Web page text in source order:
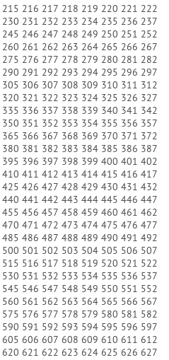
215 216 217 218 219 220 221 222
230 231 232 233 234 235 236 237
245 246 247 248 249 250 251 252
260 261 262 263 264 265 266 267
275 276 277 278 279 280 281 282
290 291 292 293 294 295 296 297
305 306 307 308 309 310 311 312
320 321 322 323 324 325 326 327
335 336 337 338 339 340 341 342
350 351 352 353 354 355 356 357
365 366 367 368 369 370 371 372
380 381 382 383 384 385 386 387
395 396 397 398 399 400 401 402
410 411 412 413 414 415 416 417
425 426 427 428 429 430 431 432
440 441 442 443 444 445 446 447
455 456 457 458 459 460 461 462
470 471 472 473 474 475 476 477
485 486 487 488 489 490 491 492
500 501 502 503 504 505 506 507
515 516 517 518 519 520 521 522
530 531 532 533 534 535 536 537
545 546 547 548 549 550 551 552
560 561 562 563 564 565 566 567
575 576 577 578 579 580 581 582
590 591 592 593 594 595 596 597
605 606 607 608 609 610 611 612
620 621 622 623 624 625 626 627